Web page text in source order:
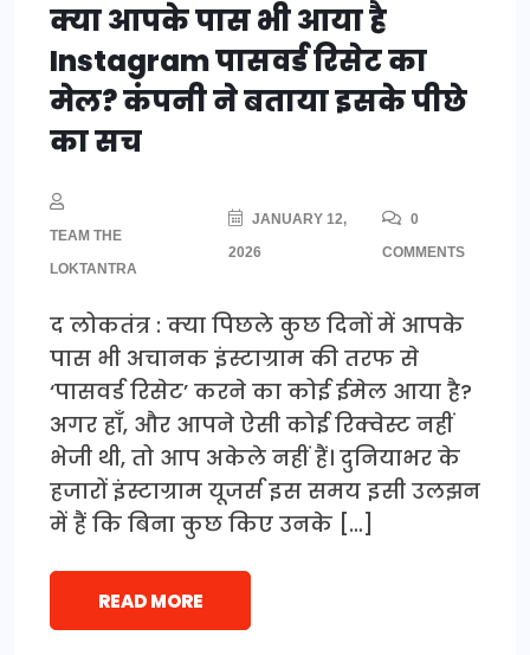
क्या आपके पास भी आया है
Instagram पासवर्ड रिसेट का
मेल? कंपनी ने बताया इसके पीछे
का सच
TEAM THE
LOKTANTRA
JANUARY 12,
2026
0
COMMENTS
द लोकतंत्र : क्या पिछले कुछ दिनों में आपके
पास भी अचानक इंस्टाग्राम की तरफ से
‘पासवर्ड रिसेट’ करने का कोई ईमेल आया है?
अगर हाँ, और आपने ऐसी कोई रिक्वेस्ट नहीं
भेजी थी, तो आप अकेले नहीं हैं। दुनियाभर के
हजारों इंस्टाग्राम यूजर्स इस समय इसी उलझन
में हैं कि बिना कुछ किए उनके […]
READ MORE